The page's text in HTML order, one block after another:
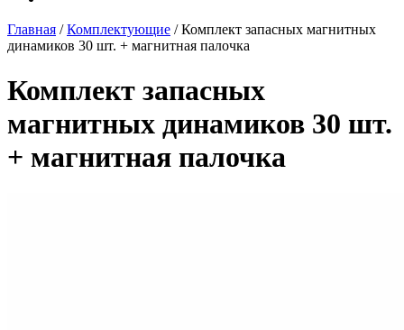
Главная /Комплектующие / Комплект запасных магнитных
динамиков 30 шт. + магнитная палочка
Комплект запасных
магнитных динамиков 30 шт.
+ магнитная палочка